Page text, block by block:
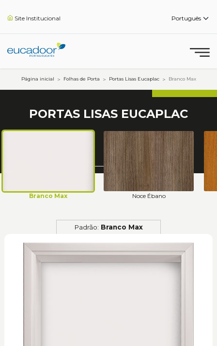
Site Institucional
Página inicial Folhas de Porta Portas Lisas Eucaplac Branco Max
PORTAS LISAS EUCAPLAC
Branco Max Noce Ébano
Padrão: Branco Max